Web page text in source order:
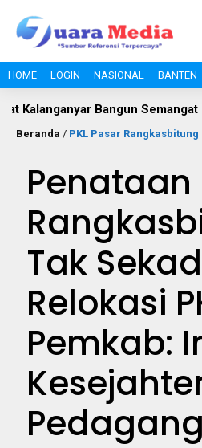
HOME LOGIN NASIONAL BANTEN
Bangun Semangat
Beranda / PKL Pasar Rangkasbitung
Penataan
Tak
Relokasi
Pemkab:
Pedagang